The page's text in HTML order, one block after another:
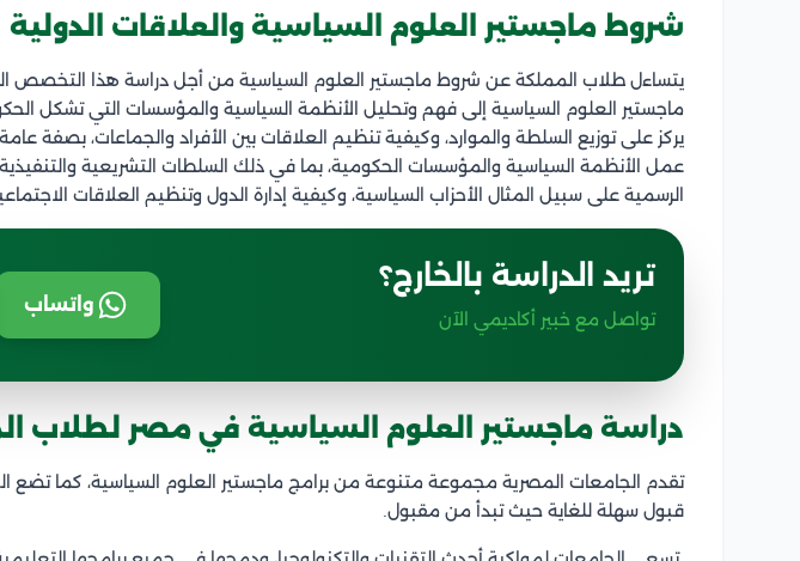
شروط ماجستير العلوم السياسية والعلاقات الدولية
يتساءل طلاب المملكة عن شروط ماجستير العلوم السياسية من أجل دراسة هذا التخصص
ماجستير العلوم السياسية إلى فهم وتحليل الأنظمة السياسية والمؤسسات التي تشكل
يركز على توزيع السلطة والموارد، وكيفية تنظيم العلاقات بين الأفراد والجماعات، بصفة
عمل الأنظمة السياسية والمؤسسات الحكومية، بما في ذلك السلطات التشريعية
الرسمية على سبيل المثال الأحزاب السياسية، وكيفية إدارة الدول وتنظيم العلاقات
تريد الدراسة بالخارج؟
تواصل مع خبير أكاديمي الآن
واتساب
دراسة ماجستير العلوم السياسية في مصر لطلاب
تقدم الجامعات المصرية مجموعة متنوعة من برامج ماجستير العلوم السياسية، كما تضع
قبول سهلة للغاية حيث تبدأ من مقبول.